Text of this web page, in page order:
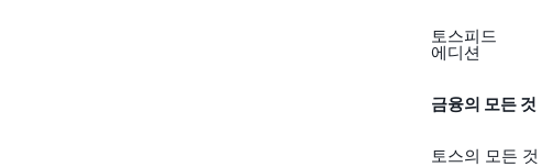
토스피드
에디션
금융의 모든 것
토스의 모든 것